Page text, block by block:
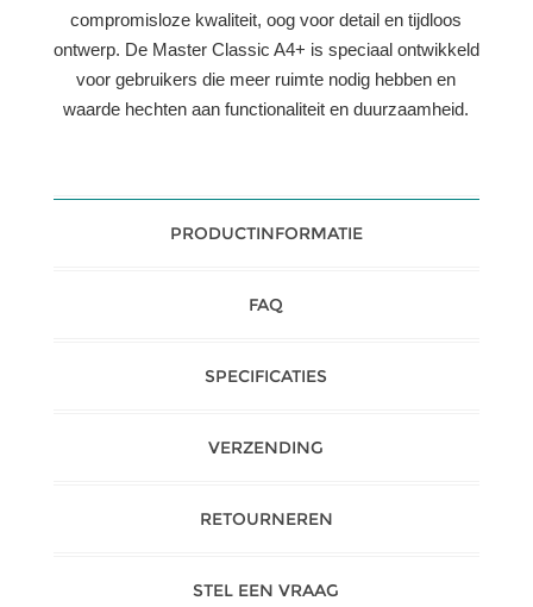
compromisloze kwaliteit, oog voor detail en tijdloos
ontwerp. De Master Classic A4+ is speciaal ontwikkeld
voor gebruikers die meer ruimte nodig hebben en
waarde hechten aan functionaliteit en duurzaamheid.
PRODUCTINFORMATIE
FAQ
SPECIFICATIES
VERZENDING
RETOURNEREN
STEL EEN VRAAG